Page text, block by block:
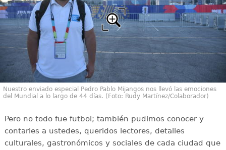
Nuestro enviado especial Pedro Pablo Mijangos nos llevó las emociones
del Mundial a lo largo de 44 días. (Foto: Rudy Martínez/Colaborador)
Pero no todo fue futbol; también pudimos conocer y
contarles a ustedes, queridos lectores, detalles
culturales, gastronómicos y sociales de cada ciudad que